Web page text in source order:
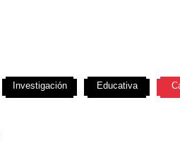
Investigación Educativa